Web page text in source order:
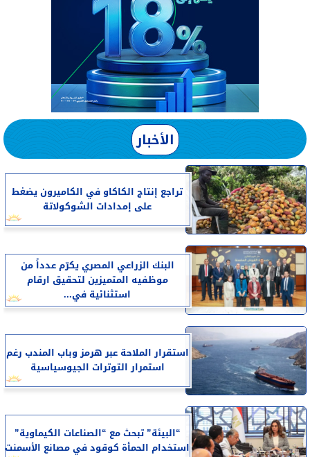
الأخبار
تراجع إنتاج الكاكاو في الكاميرون يضغط
على إمدادات الشوكولاتة
البنك الزراعي المصري يكرّم عدداً من
موظفيه المتميزين لتحقيق ارقام
استثنائية في...
استقرار الملاحة عبر هرمز وباب المندب رغم
استمرار التوترات الجيوسياسية
“البيئة” تبحث مع “الصناعات الكيماوية”
استخدام الحمأة كوقود في مصانع الأسمنت